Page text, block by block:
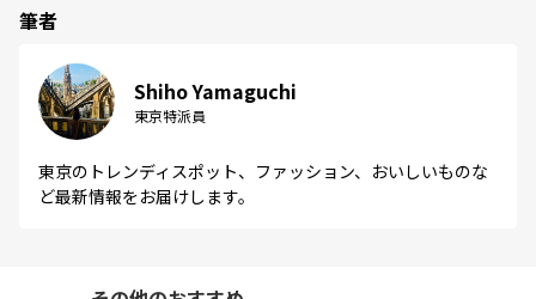
筆者
Shiho Yamaguchi
東京特派員
東京のトレンディスポット、ファッション、おいしいものな
ど最新情報をお届けします。